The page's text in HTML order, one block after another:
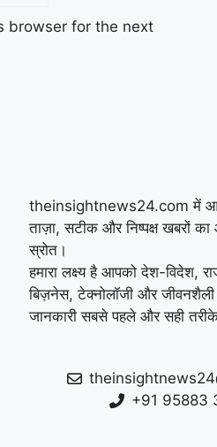
browser for the next
theinsightnews24.com में
ताज़ा, सटीक और निष्पक्ष खबरों
स्रोत।
हमारा लक्ष्य है आपको देश-विदेश,
बिज़नेस, टेक्नोलॉजी और जीवनशैली
जानकारी सबसे पहले और सही
+91 95883